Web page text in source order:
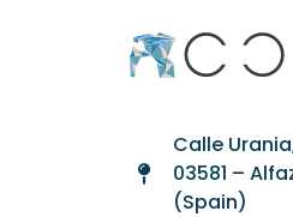
Calle
03581 –
(Spain)